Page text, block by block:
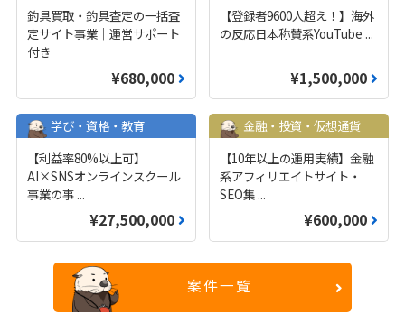
釣具買取・釣具査定の一括査
定サイト事業｜運営サポート
付き
¥680,000
【登録者9600人超え！】海外
の反応日本称賛系YouTube ...
¥1,500,000
学び・資格・教育
【利益率80%以上可】
AI×SNSオンラインスクール
事業の事 ...
¥27,500,000
金融・投資・仮想通貨
【10年以上の運用実績】金融
系アフィリエイトサイト・
SEO集 ...
¥600,000
案件一覧